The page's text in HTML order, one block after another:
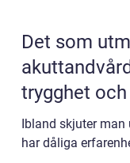
Det som
trygghet
Ibland skjuter
har dåliga